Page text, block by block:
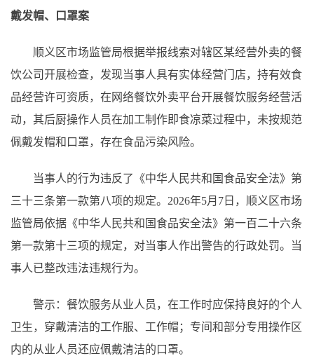
戴发帽、口罩案
顺义区市场监管局根据举报线索对辖区某经营外卖的餐
饮公司开展检查，发现当事人具有实体经营门店，持有效食
品经营许可资质，在网络餐饮外卖平台开展餐饮服务经营活
动，其后厨操作人员在加工制作即食凉菜过程中，未按规范
佩戴发帽和口罩，存在食品污染风险。
当事人的行为违反了《中华人民共和国食品安全法》第
三十三条第一款第八项的规定。2026年5月7日，顺义区市场
监管局依据《中华人民共和国食品安全法》第一百二十六条
第一款第十三项的规定，对当事人作出警告的行政处罚。当
事人已整改违法违规行为。
警示：餐饮服务从业人员，在工作时应保持良好的个人
卫生，穿戴清洁的工作服、工作帽；专间和部分专用操作区
内的从业人员还应佩戴清洁的口罩。